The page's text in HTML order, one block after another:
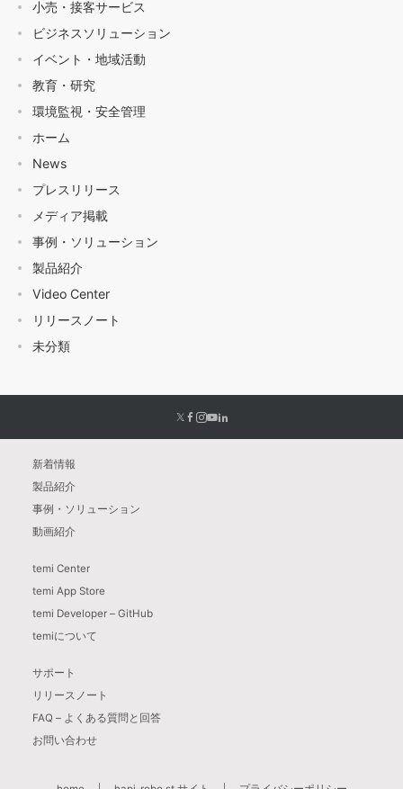
小売・接客サービス
ビジネスソリューション
イベント・地域活動
教育・研究
環境監視・安全管理
ホーム
News
プレスリリース
メディア掲載
事例・ソリューション
製品紹介
Video Center
リリースノート
未分類
新着情報
製品紹介
事例・ソリューション
動画紹介
temi Center
temi App Store
temi Developer – GitHub
temiについて
サポート
リリースノート
FAQ – よくある質問と回答
お問い合わせ